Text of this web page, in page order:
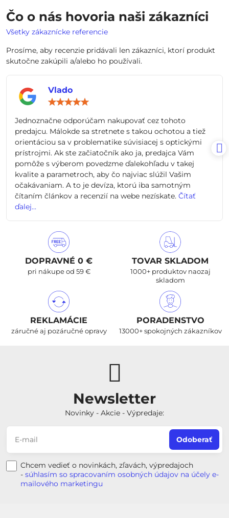
Čo o nás hovoria naši zákazníci
Všetky zákaznícke referencie
Prosíme, aby recenzie pridávali len zákazníci, ktorí produkt
skutočne zakúpili a/alebo ho používali.
Vlado
5
Jednoznačne odporúčam nakupovať cez tohoto
predajcu. Málokde sa stretnete s takou ochotou a tiež
orientáciou sa v problematike súvisiacej s optickými
prístrojmi. Ak ste začiatočník ako ja, predajca Vám
pomôže s výberom povedzme ďalekohľadu v takej
kvalite a parametroch, aby čo najviac slúžil Vašim
očakávaniam. A to je devíza, ktorú iba samotným
čítaním článkov a recenzií na webe nezískate. Čítať
ďalej...
DOPRAVNÉ 0 €
pri nákupe od 59 €
TOVAR SKLADOM
1000+ produktov naozaj
skladom
REKLAMÁCIE
záručné aj pozáručné opravy
PORADENSTVO
13000+ spokojných zákazníkov
Newsletter
Novinky - Akcie - Výpredaje:
Odoberať
Chcem vedieť o novinkách, zľavách, výpredajoch
- súhlasím so spracovaním osobných údajov na účely e-
mailového marketingu